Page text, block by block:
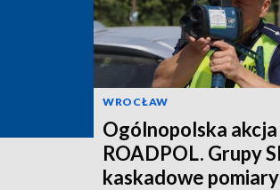
WROCŁAW
Ogólnopolska
ROADPOL. Grupy
kaskadowe